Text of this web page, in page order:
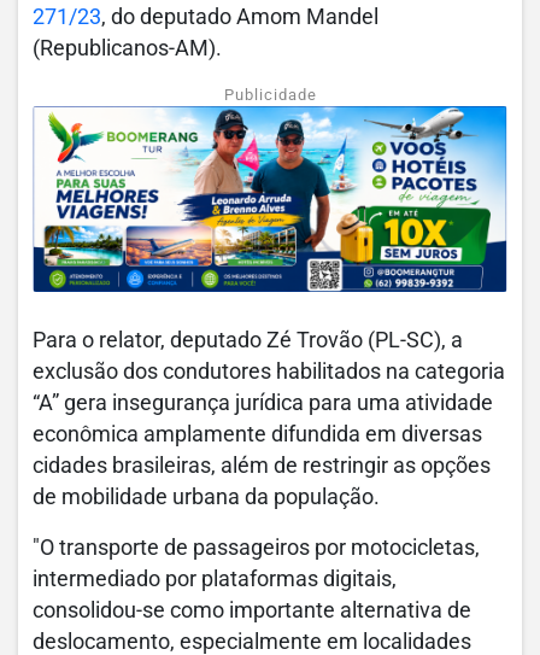
271/23, do deputado Amom Mandel
(Republicanos-AM).
Publicidade
Para o relator, deputado Zé Trovão (PL-SC), a
exclusão dos condutores habilitados na categoria
“A” gera insegurança jurídica para uma atividade
econômica amplamente difundida em diversas
cidades brasileiras, além de restringir as opções
de mobilidade urbana da população.
"O transporte de passageiros por motocicletas,
intermediado por plataformas digitais,
consolidou-se como importante alternativa de
deslocamento, especialmente em localidades